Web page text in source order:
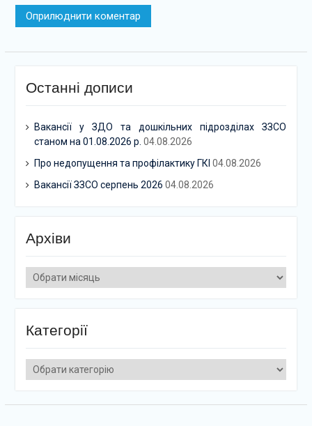
Останні дописи
Вакансії у ЗДО та дошкільних підрозділах ЗЗСО
станом на 01.08.2026 р. 04.08.2026
Про недопущення та профілактику ГКІ 04.08.2026
Вакансії ЗЗСО серпень 2026 04.08.2026
Архіви
Архіви
Категорії
Категорії